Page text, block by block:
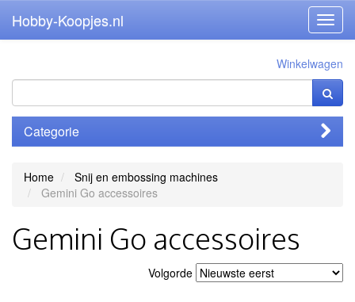
Hobby-Koopjes.nl
Winkelwagen
Categorie
Home
Snij en embossing machines
Gemini Go accessoires
Gemini Go accessoires
Volgorde